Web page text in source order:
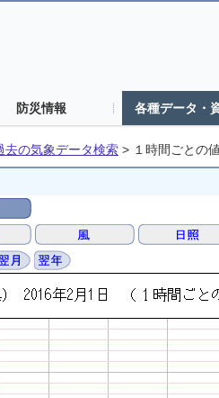
防災情報 各種データ・
去の気象データ検索 > １時間ごとの